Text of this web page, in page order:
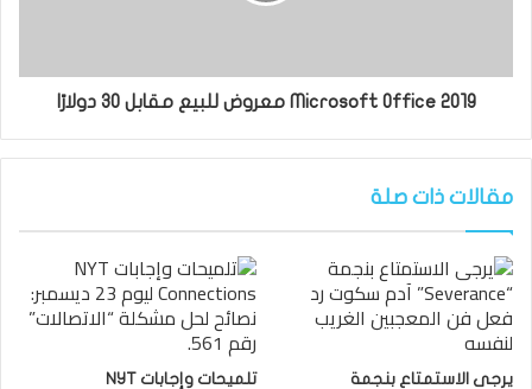
Microsoft Office 2019 معروض للبيع مقابل 30 دولارًا
مقالات ذات صلة
يرجى الاستمتاع بنجمة
تلميحات وإجابات NYT